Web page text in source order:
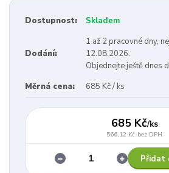
Dostupnost: Skladem
Dodání:
1 až 2 pracovné dny,
12.08.2026.
Objednejte ještě dnes
Měrná cena:
685 Kč / ks
685 Kč/ks
566,12 Kč bez DPH
Přidat